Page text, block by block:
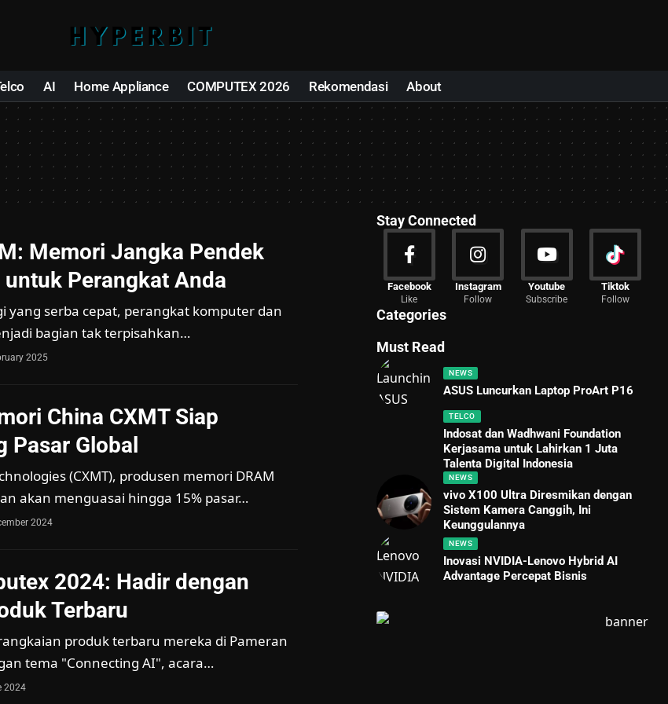
AI Home Appliance COMPUTEX 2026 Rekomendasi About
Memori Jangka Pendek
Perangkat Anda
yang serba cepat, perangkat komputer dan
bagian tak terpisahkan…
2025
China CXMT Siap
Pasar Global
(CXMT), produsen memori DRAM
akan menguasai hingga 15% pasar…
2024
2024: Hadir dengan
Terbaru
produk terbaru mereka di Pameran
tema "Connecting AI", acara…
2024
Stay Connected
Facebook
Like
Instagram
Follow
Youtube
Subscribe
Tiktok
Follow
Categories
News
2026 Articles
Must Read
NEWS
ASUS Luncurkan Laptop ProArt P16
TELCO
Indosat dan Wadhwani Foundation
Kerjasama untuk Lahirkan 1 Juta
Talenta Digital Indonesia
NEWS
vivo X100 Ultra Diresmikan dengan
Sistem Kamera Canggih, Ini
Keunggulannya
NEWS
Inovasi NVIDIA-Lenovo Hybrid AI
Advantage Percepat Bisnis